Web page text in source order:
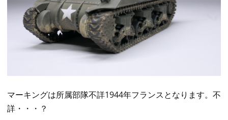
マーキングは所属部隊不詳1944年フランスとなります。不
詳・・・？